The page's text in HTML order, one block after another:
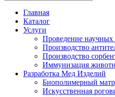
Главная
Каталог
Услуги
Проведение научных
Производство
Производство
Иммунизация
Разработка Мед Изделий
Биополимерный
Искусственная